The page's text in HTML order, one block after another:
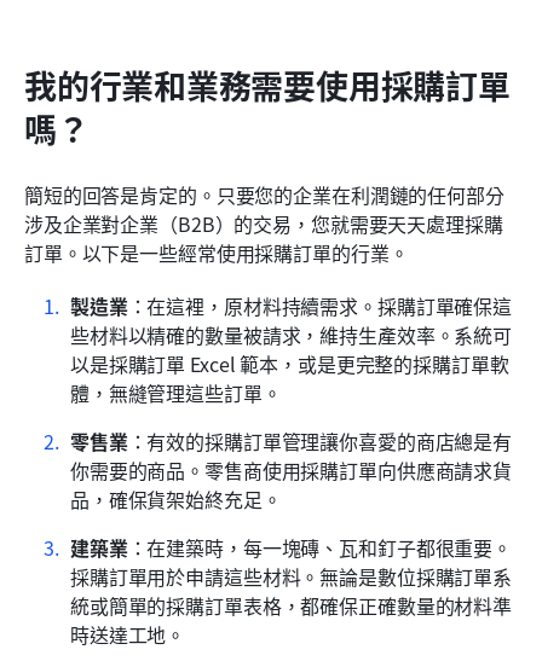
我的行業和業務需要使用採購訂單
嗎？
簡短的回答是肯定的。只要您的企業在利潤鏈的任何部分
涉及企業對企業（B2B）的交易，您就需要天天處理採購
訂單。以下是一些經常使用採購訂單的行業。
製造業：在這裡，原材料持續需求。採購訂單確保這
些材料以精確的數量被請求，維持生產效率。系統可
以是採購訂單 Excel 範本，或是更完整的採購訂單軟
體，無縫管理這些訂單。
零售業：有效的採購訂單管理讓你喜愛的商店總是有
你需要的商品。零售商使用採購訂單向供應商請求貨
品，確保貨架始終充足。
建築業：在建築時，每一塊磚、瓦和釘子都很重要。
採購訂單用於申請這些材料。無論是數位採購訂單系
統或簡單的採購訂單表格，都確保正確數量的材料準
時送達工地。